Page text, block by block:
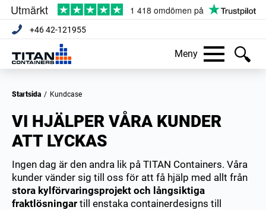
+46 42-121955
Meny
Startsida / Kundcase
VI HJÄLPER VÅRA KUNDER
ATT LYCKAS
Ingen dag är den andra lik på TITAN Containers. Våra
kunder vänder sig till oss för att få hjälp med allt från
stora kylförvaringsprojekt och långsiktiga
fraktlösningar till enstaka containerdesigns till